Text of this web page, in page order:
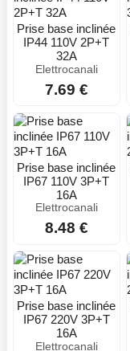
Prise base inclinée
IP44 110V 2P+T
32A
Elettrocanali
7.69 €
Prise base inclinée
IP67 110V 3P+T
16A
Elettrocanali
8.48 €
Prise base inclinée
IP67 220V 3P+T
16A
Elettrocanali